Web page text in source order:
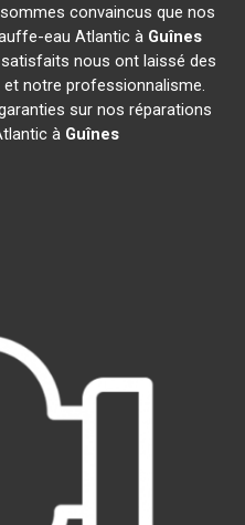
convaincus que nos
eau Atlantic à Guînes
nous ont laissé des
notre professionnalisme.
sur nos réparations
à Guînes